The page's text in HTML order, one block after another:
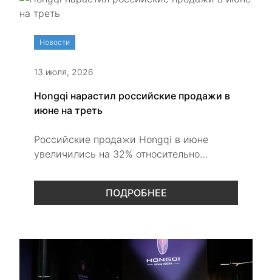
Новости
13 июля, 2026
Hongqi нарастил российские продажи в
июне на треть
Российские продажи Hongqi в июне
увеличились на 32% относительно
моделью марки остался компактный
кроссовер HS3.ПОДРОБНЕЕ